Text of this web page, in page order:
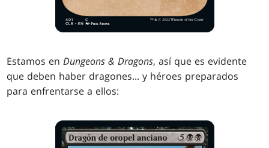
Estamos enDungeons & Dragons, así que es evidente
que deben haber dragones... y héroes preparados
para enfrentarse a ellos: